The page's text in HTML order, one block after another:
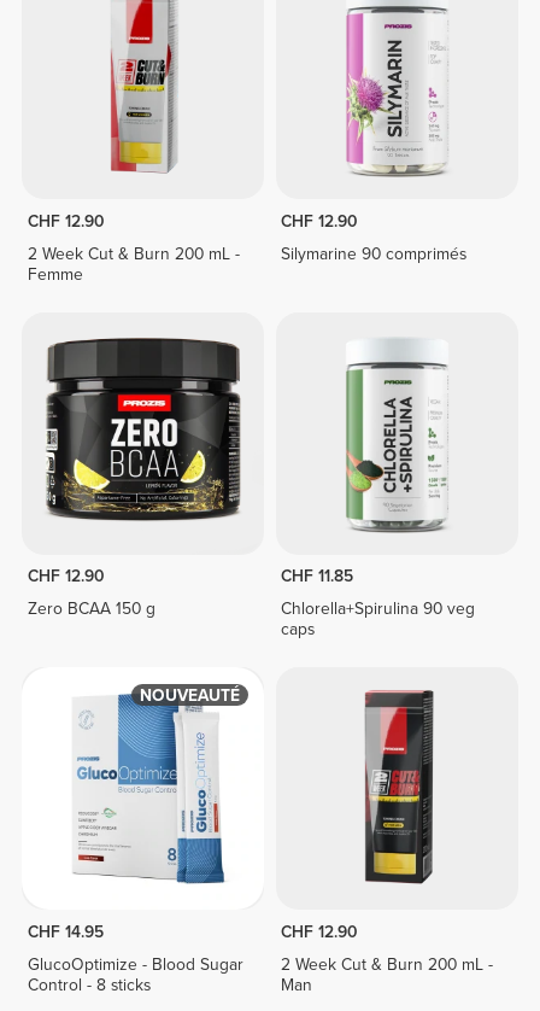
CHF 12.90
2 Week Cut & Burn 200 mL -
Femme
CHF 12.90
Silymarine 90 comprimés
CHF 12.90
Zero BCAA 150 g
CHF 11.85
Chlorella+Spirulina 90 veg
caps
NOUVEAUTÉ
CHF 14.95
GlucoOptimize - Blood Sugar
Control - 8 sticks
CHF 12.90
2 Week Cut & Burn 200 mL -
Man